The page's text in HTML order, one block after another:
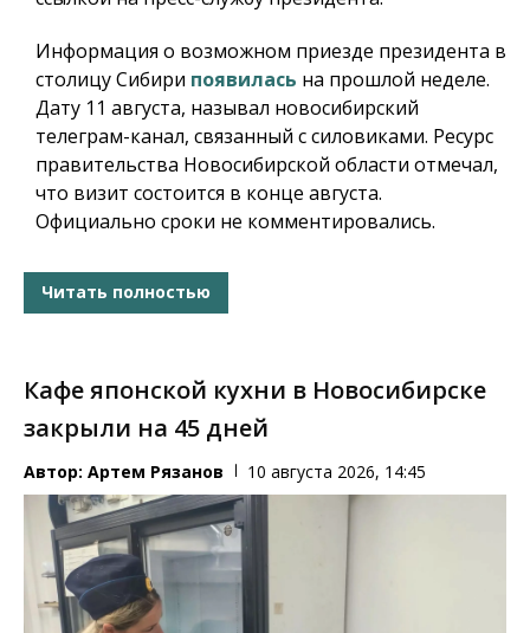
Информация о возможном приезде президента в
столицу Сибири появилась на прошлой неделе.
Дату 11 августа, называл новосибирский
телеграм-канал, связанный с силовиками. Ресурс
правительства Новосибирской области отмечал,
что визит состоится в конце августа.
Официально сроки не комментировались.
Читать полностью
Кафе японской кухни в Новосибирске
закрыли на 45 дней
Автор: Артем Рязанов 10 августа 2026, 14:45